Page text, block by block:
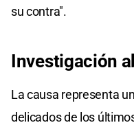
su contra".
Investigación
La causa representa
delicados de los